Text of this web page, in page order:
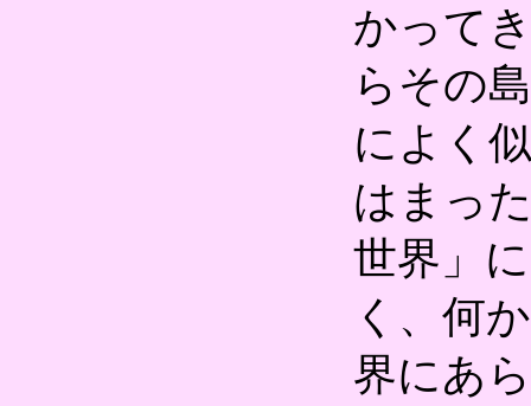
かって
らその
によく
はまっ
世界」
く、何
界にあ